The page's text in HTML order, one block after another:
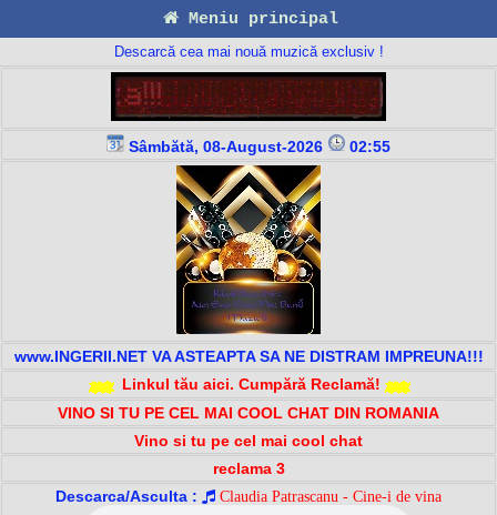
Meniu principal
Descarcă cea mai nouă muzică exclusiv !
Sâmbătă, 08-August-2026 02:55
www.INGERII.NET VA ASTEAPTA SA NE DISTRAM IMPREUNA!!!
Linkul tău aici. Cumpără Reclamă!
VINO SI TU PE CEL MAI COOL CHAT DIN ROMANIA
Vino si tu pe cel mai cool chat
reclama 3
Descarca/Asculta :
Claudia Patrascanu - Cine-i de vina